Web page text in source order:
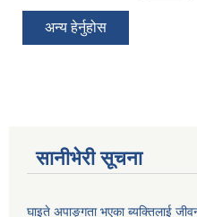
अन्य हेर्नुहोस
सानीभेरी सूचना
घाइते अपाङ्गता भएका ब्यक्तिलाई जीवन